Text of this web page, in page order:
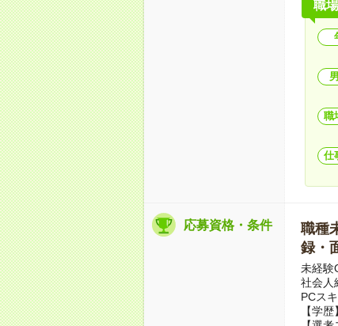
職
職
仕
応募資格・条件
職種
録・
未経験
社会人
PCス
【学